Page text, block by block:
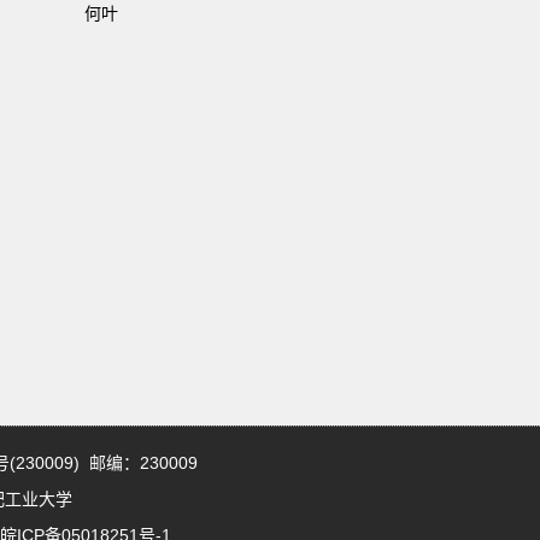
何叶
(230009) 邮编：230009
工业大学
ICP备05018251号-1